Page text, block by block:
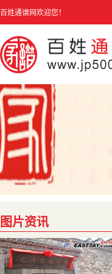
百姓通谱网欢迎您！
图片资讯